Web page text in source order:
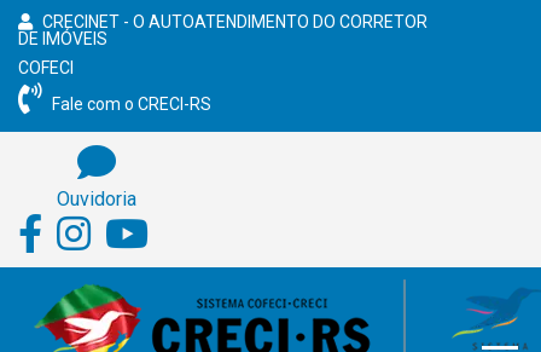
CRECINET - O AUTOATENDIMENTO DO CORRETOR
DE IMÓVEIS
COFECI
Fale com o CRECI-RS
Ouvidoria